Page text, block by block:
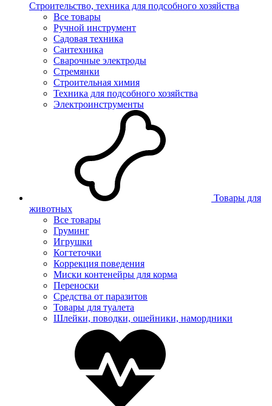
Строительство, техника для подсобного хозяйства
Все товары
Ручной инструмент
Садовая техника
Сантехника
Сварочные электроды
Стремянки
Строительная химия
Техника для подсобного хозяйства
Электроинструменты
Товары для
животных
Все товары
Груминг
Игрушки
Когтеточки
Коррекция поведения
Миски контенейры для корма
Переноски
Средства от паразитов
Товары для туалета
Шлейки, поводки, ошейники, намордники